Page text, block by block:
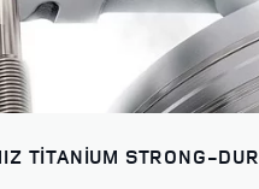
TİTANİUM STRONG-DUR